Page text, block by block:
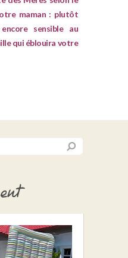
maman : plutôt
sensible au
qui éblouira votre